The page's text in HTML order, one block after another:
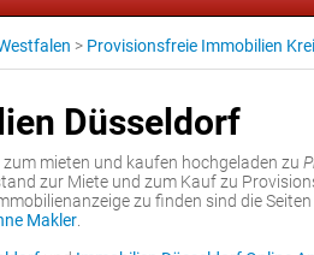
> Provisionsfreie Immobilien
Düsseldorf
mieten und kaufen hochgeladen zu
zur Miete und zum Kauf zu
zu finden sind die Seiten
Makler